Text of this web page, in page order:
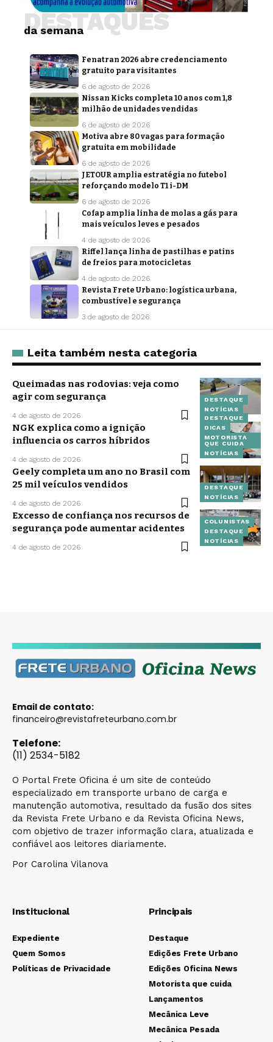
da semana
DESTAQUES
Fenatran 2026 abre credenciamento
gratuito para visitantes
6 de agosto de 2026
Nissan Kicks completa 10 anos com 1,8
milhão de unidades vendidas
6 de agosto de 2026
Motiva abre 80 vagas para formação
gratuita em mobilidade
6 de agosto de 2026
JETOUR amplia estratégia no futebol
reforçando modelo T1 i-DM
6 de agosto de 2026
Cofap amplia linha de molas a gás para
mais veículos leves e pesados
4 de agosto de 2026
Riffel lança linha de pastilhas e patins
de freios para motocicletas
4 de agosto de 2026
Revista Frete Urbano: logística urbana,
combustível e segurança
3 de agosto de 2026
Leita também nesta categoria
DESTAQUE
NOTÍCIAS
Queimadas nas rodovias: veja como
agir com segurança
4 de agosto de 2026
DESTAQUE
DICAS
MOTORISTA
QUE CUIDA
NOTÍCIAS
NGK explica como a ignição
influencia os carros híbridos
4 de agosto de 2026
DESTAQUE
NOTÍCIAS
Geely completa um ano no Brasil com
25 mil veículos vendidos
4 de agosto de 2026
COLUNISTAS
DESTAQUE
NOTÍCIAS
Excesso de confiança nos recursos de
segurança pode aumentar acidentes
4 de agosto de 2026
Email de contato:
financeiro@revistafreteurbano.com.br
Telefone:
(11) 2534-5182
O Portal Frete Oficina é um site de conteúdo
especializado em transporte urbano de carga e
manutenção automotiva, resultado da fusão dos sites
da Revista Frete Urbano e da Revista Oficina News,
com objetivo de trazer informação clara, atualizada e
confiável aos leitores diariamente.
Por Carolina Vilanova
Institucional
Expediente
Quem Somos
Políticas de Privacidade
Principais
Destaque
Edições Frete Urbano
Edições Oficina News
Motorista que cuida
Lançamentos
Mecânica Leve
Mecânica Pesada